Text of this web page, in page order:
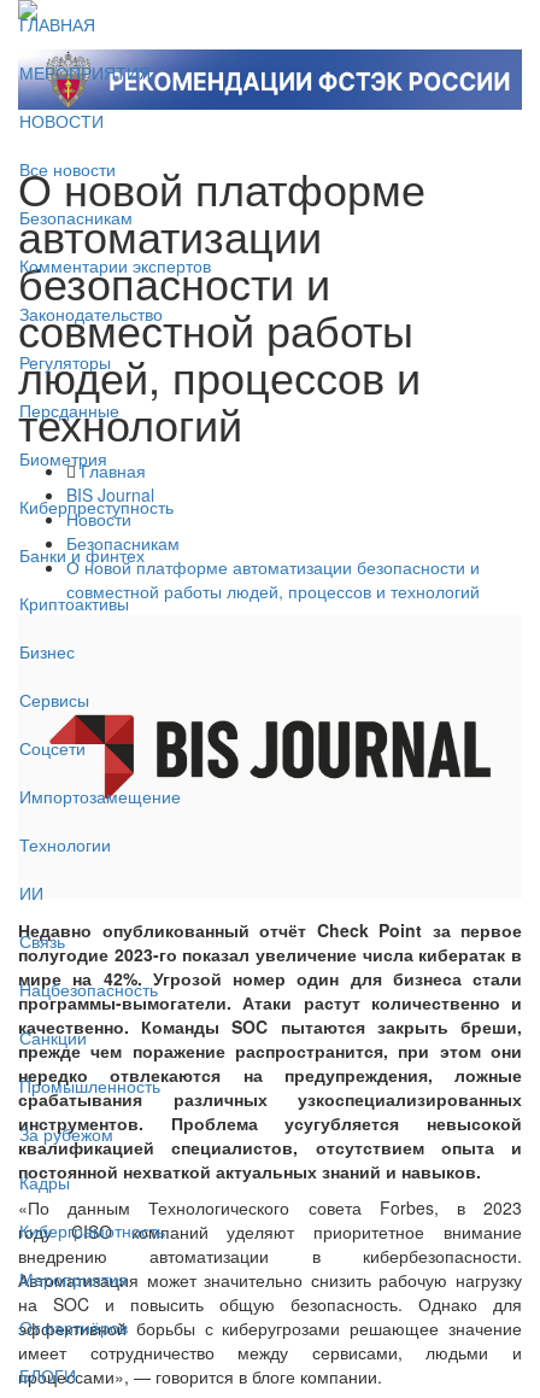
ГЛАВНАЯ
МЕРОПРИЯТИЯ
НОВОСТИ
Все новости
Безопасникам
Комментарии экспертов
Законодательство
Регуляторы
Персданные
Биометрия
Киберпреступность
Банки и финтех
Криптоактивы
Бизнес
Сервисы
Соцсети
Импортозамещение
Технологии
ИИ
Связь
Нацбезопасность
Санкции
Промышленность
За рубежом
Кадры
Киберграмотность
Мероприятия
От партнёров
БЛОГИ
О новой платформе
автоматизации
безопасности и
совместной работы
людей, процессов и
технологий
Главная
BIS Journal
Новости
Безопасникам
О новой платформе автоматизации безопасности и
совместной работы людей, процессов и технологий
Недавно опубликованный отчёт Check Point за первое
полугодие 2023-го показал увеличение числа кибератак в
мире на 42%. Угрозой номер один для бизнеса стали
программы-вымогатели. Атаки растут количественно и
качественно. Команды SOC пытаются закрыть бреши,
прежде чем поражение распространится, при этом они
нередко отвлекаются на предупреждения, ложные
срабатывания различных узкоспециализированных
инструментов. Проблема усугубляется невысокой
квалификацией специалистов, отсутствием опыта и
постоянной нехваткой актуальных знаний и навыков.
«По данным Технологического совета Forbes, в 2023
году CISO компаний уделяют приоритетное внимание
внедрению автоматизации в кибербезопасности.
Автоматизация может значительно снизить рабочую нагрузку
на SOC и повысить общую безопасность. Однако для
эффективной борьбы с киберугрозами решающее значение
имеет сотрудничество между сервисами, людьми и
процессами», — говорится в блоге компании.